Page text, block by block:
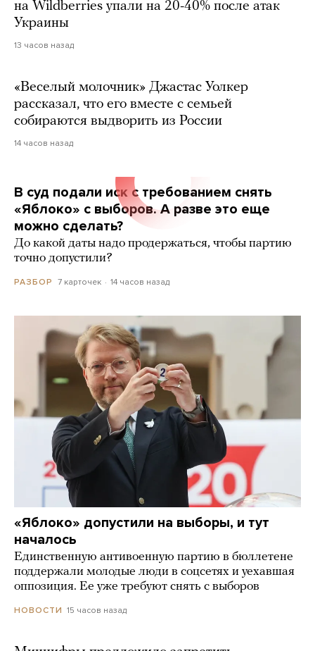
на Wildberries упали на 20-40% после атак
Украины
13 часов назад
«Веселый молочник» Джастас Уолкер
рассказал, что его вместе с семьей
собираются выдворить из России
14 часов назад
В суд подали иск с требованием снять
«Яблоко» с выборов. А разве это еще
можно сделать?
До какой даты надо продержаться, чтобы партию
точно допустили?
РАЗБОР 7 карточек 14 часов назад
«Яблоко» допустили на выборы, и тут
началось
Единственную антивоенную партию в бюллетене
поддержали молодые люди в соцсетях и уехавшая
оппозиция. Ее уже требуют снять с выборов
НОВОСТИ 15 часов назад